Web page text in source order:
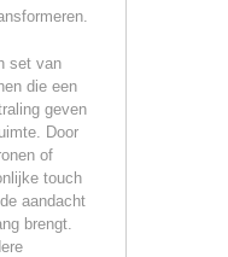
set van
die een
geven
Door
of
touch
aandacht
brengt.